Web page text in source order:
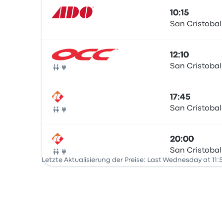
10:15
San
Bus
12:10
San
Bus
17:45
San
Bus
20:00
San
Letzte Aktualisierung der Preise: Last Wednesday at